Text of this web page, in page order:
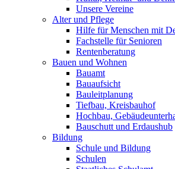
Unsere Vereine
Alter und Pflege
Hilfe für Menschen mit
Fachstelle für Senioren
Rentenberatung
Bauen und Wohnen
Bauamt
Bauaufsicht
Bauleitplanung
Tiefbau, Kreisbauhof
Hochbau,
Bauschutt und Erdaushub
Bildung
Schule und Bildung
Schulen